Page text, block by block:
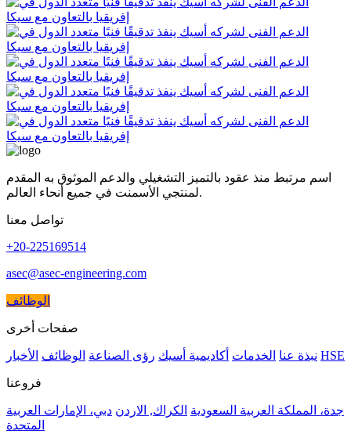
اسم مرتبط منذ عقود بالتميز التشغيلي والدعم الموثوق به المقدم
لمنتجي الأسمنت في جميع أنحاء العالم.
تواصل معنا
+20-225169514
asec@asec-engineering.com
الوظائف
صفحات أخرى
نبذة عنا الخدمات أكاديمية أسيك رؤى الصناعة الوظائف الأخبار HSE
فروعنا
جدة، المملكة العربية السعودية الكراك, الاردن دبي، الإمارات العربية
المتحدة